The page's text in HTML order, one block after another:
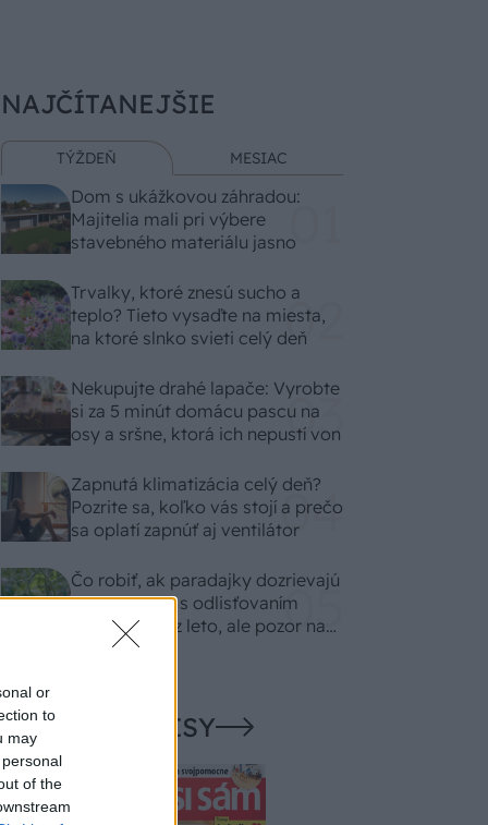
or
to
may
of the
NAJČÍTANEJŠIE
TÝŽDEŇ MESIAC
Dom s ukážkovou záhradou:
Majitelia mali pri výbere
stavebného materiálu jasno
Trvalky, ktoré znesú sucho a
teplo? Tieto vysaďte na miesta,
na ktoré slnko svieti celý deň
Nekupujte drahé lapače: Vyrobte
si za 5 minút domácu pascu na
osy a sršne, ktorá ich nepustí von
Zapnutá klimatizácia celý deň?
Pozrite sa, koľko vás stojí a prečo
sa oplatí zapnúť aj ventilátor
Čo robiť, ak paradajky dozrievajú
pomaly? Trik s odlisťovaním
funguje aj cez leto, ale pozor na
chyby
NAŠE ČASOPISY